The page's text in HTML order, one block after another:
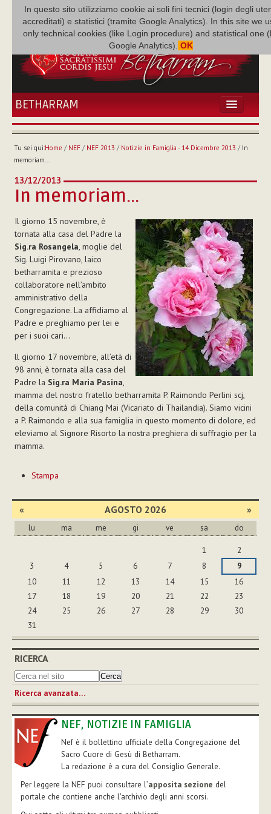
In questo sito utilizziamo cookie ai soli fini tecnici (login degli
accreditati) e statistici (tramite Google Analytics). In this site we
only technical cookies (like Login procedure) and statistical one
Google Analytics). OK
BETHARRAM
HOME
BÉTHARRAM
MISSIONE
MEDIATECA
P. AUGUSTO ETCHECOPAR
Tu sei qui:Home / NEF/ NEF 2013 / Notizie in Famiglia - 14 Dicembre 2013 / In
memoriam...
13/12/2013
In memoriam...
Il giorno 15 novembre, è
tornata alla casa del Padre la
Sig.ra Rosangela, moglie del
Sig. Luigi Pirovano, laico
betharramita e prezioso
collaboratore nell’ambito
amministrativo della
Congregazione. La affidiamo al
Padre e preghiamo per lei e
per i suoi cari...
ll giorno 17 novembre, all’età di
98 anni, è tornata alla casa del
Padre la Sig.ra Maria Pasina,
mamma del nostro fratello betharramita P. Raimondo Perlini scj,
della comunità di Chiang Mai (Vicariato di Thailandia). Siamo vicini
a P. Raimondo e alla sua famiglia in questo momento di dolore, ed
eleviamo al Signore Risorto la nostra preghiera di suffragio per la
mamma.
sul
Stampa
« AGOSTO 2026 »
lu ma me gi ve sa do
1
2
3
4 5 6 7 8
9
10
11 12 13 14 15
16
17
18 19 20 21 22
23
24
25 26 27 28 29
30
31
RICERCA
Ricerca avanzata…
NEF, NOTIZIE IN FAMIGLIA
Nef è il bollettino ufficiale della Congregazione del
Sacro Cuore di Gesù di Betharram.
La redazione è a cura del Consiglio Generale.
Per leggere la NEF puoi consultare l’apposita sezione del
portale che contiene anche l'archivio degli anni scorsi.